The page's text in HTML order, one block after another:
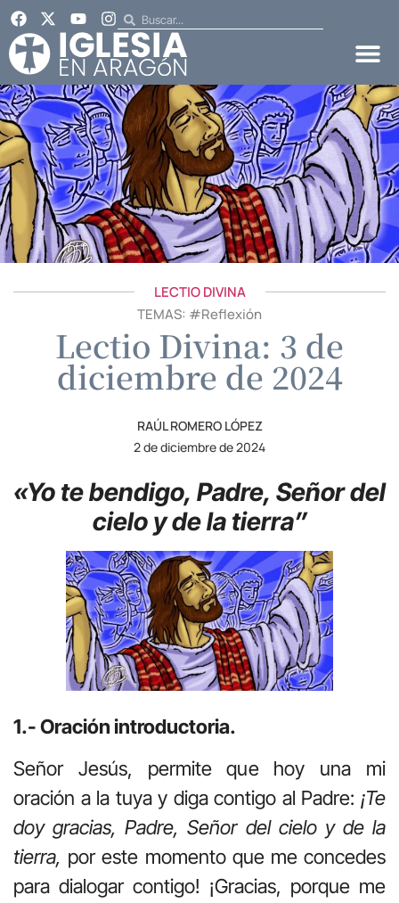
LECTIO DIVINA
TEMAS: #Reflexión
Lectio Divina: 3 de
diciembre de 2024
RAÚL ROMERO LÓPEZ
2 de diciembre de 2024
«Yo te bendigo, Padre, Señor del
cielo y de la tierra”
1.- Oración introductoria.
Señor Jesús, permite que hoy una mi
oración a la tuya y diga contigo al Padre: ¡Te
doy gracias, Padre, Señor del cielo y de la
tierra, por este momento que me concedes
para dialogar contigo! ¡Gracias, porque me